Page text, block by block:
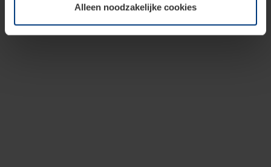
wijzigen of herroepen.Alleen noodzakelijke cookies